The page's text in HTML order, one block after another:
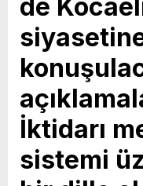
de
İktidarı
sistemi